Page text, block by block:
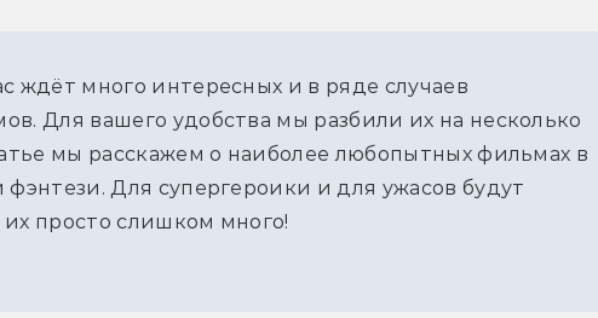
ждёт много интересных и в ряде случаев
Для вашего удобства мы разбили их на несколько
мы расскажем о наиболее любопытных фильмах в
Для супергероики и для ужасов будут
просто слишком много!